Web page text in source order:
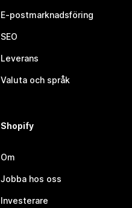
E-postmarknadsföring
SEO
Leverans
Valuta och språk
Shopify
Om
Jobba hos oss
Investerare